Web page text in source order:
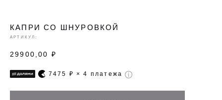
КАПРИ СО ШНУРОВКОЙ
АРТИКУЛ:
29900,00 ₽
7475 ₽ × 4 платежа